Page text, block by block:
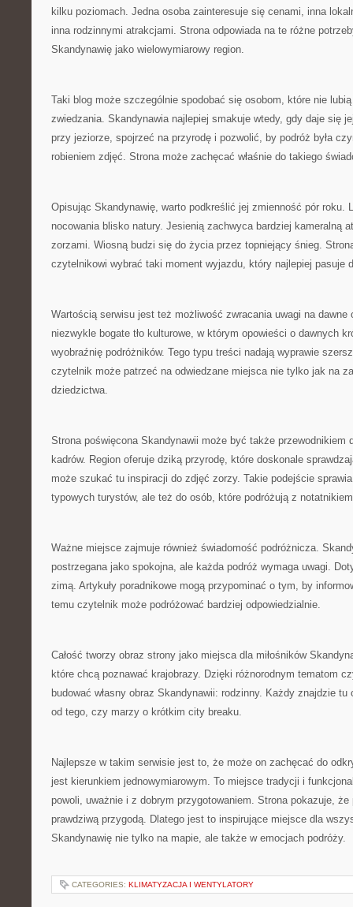
kilku poziomach. Jedna osoba zainteresuje się cenami, inna
inna rodzinnymi atrakcjami. Strona odpowiada na te różne
Skandynawię jako wielowymiarowy region.
Taki blog może szczególnie spodobać się osobom, które nie
zwiedzania. Skandynawia najlepiej smakuje wtedy, gdy daje się
przy jeziorze, spojrzeć na przyrodę i pozwolić, by podróż była
robieniem zdjęć. Strona może zachęcać właśnie do takiego
Opisując Skandynawię, warto podkreślić jej zmienność pór roku.
nocowania blisko natury. Jesienią zachwyca bardziej kameralną
zorzami. Wiosną budzi się do życia przez topniejący śnieg.
czytelnikowi wybrać taki moment wyjazdu, który najlepiej pasuje
Wartością serwisu jest też możliwość zwracania uwagi na dawne
niezwykle bogate tło kulturowe, w którym opowieści o dawnych
wyobraźnię podróżników. Tego typu treści nadają wyprawie
czytelnik może patrzeć na odwiedzane miejsca nie tylko jak na
dziedzictwa.
Strona poświęcona Skandynawii może być także przewodnikiem
kadrów. Region oferuje dziką przyrodę, które doskonale
może szukać tu inspiracji do zdjęć zorzy. Takie podejście
typowych turystów, ale też do osób, które podróżują z
Ważne miejsce zajmuje również świadomość podróżnicza.
postrzegana jako spokojna, ale każda podróż wymaga uwagi.
zimą. Artykuły poradnikowe mogą przypominać o tym, by
temu czytelnik może podróżować bardziej odpowiedzialnie.
Całość tworzy obraz strony jako miejsca dla miłośników
które chcą poznawać krajobrazy. Dzięki różnorodnym tematom
budować własny obraz Skandynawii: rodzinny. Każdy znajdzie
od tego, czy marzy o krótkim city breaku.
Najlepsze w takim serwisie jest to, że może on zachęcać do
jest kierunkiem jednowymiarowym. To miejsce tradycji i
powoli, uważnie i z dobrym przygotowaniem. Strona pokazuje, że
prawdziwą przygodą. Dlatego jest to inspirujące miejsce dla
Skandynawię nie tylko na mapie, ale także w emocjach podróży.
CATEGORIES: KLIMATYZACJA I WENTYLATORY